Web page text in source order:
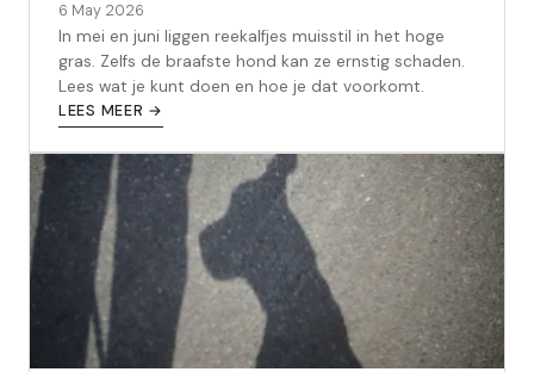
6 May 2026
In mei en juni liggen reekalfjes muisstil in het hoge
gras. Zelfs de braafste hond kan ze ernstig schaden.
Lees wat je kunt doen en hoe je dat voorkomt.
LEES MEER →